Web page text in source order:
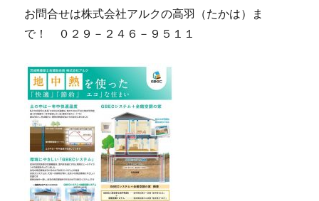
お問合せは株式会社アルクの高羽（たかは）ま
で！ ０２９－２４６－９５１１